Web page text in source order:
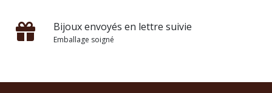
Bijoux envoyés en lettre suivie
Emballage soigné